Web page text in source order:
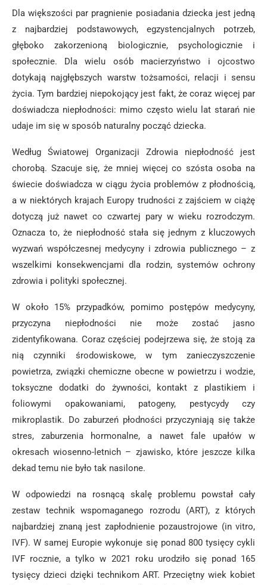
Dla większości par pragnienie posiadania dziecka jest jedną
z najbardziej podstawowych, egzystencjalnych potrzeb,
głęboko zakorzenioną biologicznie, psychologicznie i
społecznie. Dla wielu osób macierzyństwo i ojcostwo
dotykają najgłębszych warstw tożsamości, relacji i sensu
życia. Tym bardziej niepokojący jest fakt, że coraz więcej par
doświadcza niepłodności: mimo często wielu lat starań nie
udaje im się w sposób naturalny począć dziecka.
Według Światowej Organizacji Zdrowia niepłodność jest
chorobą. Szacuje się, że mniej więcej co szósta osoba na
świecie doświadcza w ciągu życia problemów z płodnością,
a w niektórych krajach Europy trudności z zajściem w ciążę
dotyczą już nawet co czwartej pary w wieku rozrodczym.
Oznacza to, że niepłodność stała się jednym z kluczowych
wyzwań współczesnej medycyny i zdrowia publicznego – z
wszelkimi konsekwencjami dla rodzin, systemów ochrony
zdrowia i polityki społecznej.
W około 15% przypadków, pomimo postępów medycyny,
przyczyna niepłodności nie może zostać jasno
zidentyfikowana. Coraz częściej podejrzewa się, że stoją za
nią czynniki środowiskowe, w tym zanieczyszczenie
powietrza, związki chemiczne obecne w powietrzu i wodzie,
toksyczne dodatki do żywności, kontakt z plastikiem i
foliowymi opakowaniami, patogeny, pestycydy czy
mikroplastik. Do zaburzeń płodności przyczyniają się także
stres, zaburzenia hormonalne, a nawet fale upałów w
okresach wiosenno-letnich – zjawisko, które jeszcze kilka
dekad temu nie było tak nasilone.
W odpowiedzi na rosnącą skalę problemu powstał cały
zestaw technik wspomaganego rozrodu (ART), z których
najbardziej znaną jest zapłodnienie pozaustrojowe (in vitro,
IVF). W samej Europie wykonuje się ponad 800 tysięcy cykli
IVF rocznie, a tylko w 2021 roku urodziło się ponad 165
tysięcy dzieci dzięki technikom ART. Przeciętny wiek kobiet